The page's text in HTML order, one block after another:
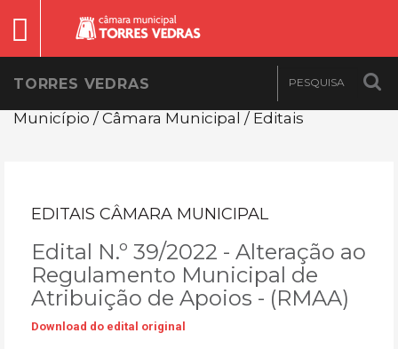
TORRES VEDRAS
Município / Câmara Municipal / Editais
EDITAIS CÂMARA MUNICIPAL
Edital N.º 39/2022 - Alteração ao
Regulamento Municipal de
Atribuição de Apoios - (RMAA)
Download do edital original